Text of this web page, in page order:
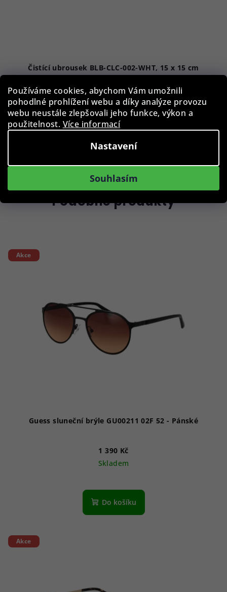
Používáme cookies, abychom Vám umožnili
pohodlné prohlížení webu a díky analýze provozu
webu neustále zlepšovali jeho funkce, výkon a
použitelnost. Více informací
Nastavení
Souhlasím
Čistící ubrousek BLB-CLC-002-WHT, 15 x 15 cm
29 Kč
Skladem, na prodejně
Do košíku
Podobné produkty
Akce
Guess sluneční brýle GU00211 02F 52 - Pánské
1 390 Kč
Skladem
Do košíku
Akce